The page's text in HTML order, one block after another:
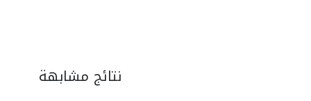
نتائج مشابهة